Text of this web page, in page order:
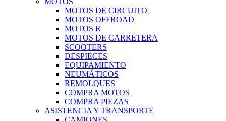
MOTOS DE CIRCUITO
MOTOS OFFROAD
MOTOS R
MOTOS DE CARRETERA
SCOOTERS
DESPIECES
EQUIPAMIENTO
NEUMÁTICOS
REMOLQUES
COMPRA MOTOS
COMPRA PIEZAS
ASISTENCIA Y TRANSPORTE